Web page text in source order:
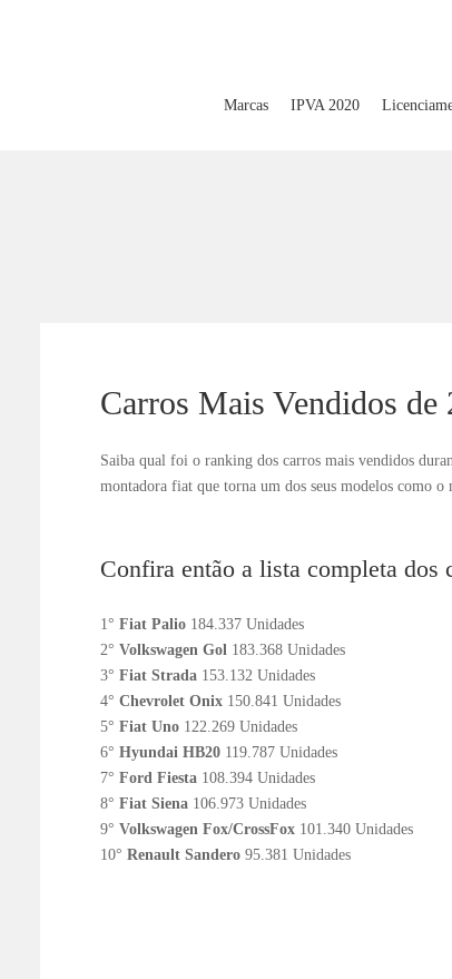
Marcas IPVA 2020
Carros Mais Vendidos de
Saiba qual foi o ranking dos carros mais vendidos
montadora fiat que torna um dos seus modelos como
Confira então a lista completa dos
1° Fiat Palio184.337 Unidades
2° Volkswagen Gol 183.368 Unidades
3° Fiat Strada 153.132 Unidades
4° Chevrolet Onix150.841 Unidades
5° Fiat Uno122.269 Unidades
6° Hyundai HB20119.787 Unidades
7° Ford Fiesta 108.394 Unidades
8° Fiat Siena 106.973 Unidades
9° Volkswagen Fox/CrossFox101.340 Unidades
10° Renault Sandero95.381 Unidades